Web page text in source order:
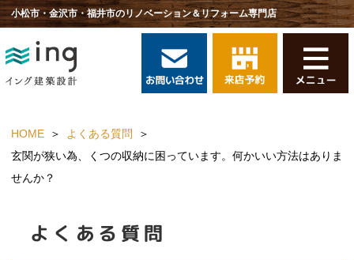
小松市・金沢市・福井市のリノベーション＆リフォーム専門店
HOME
よくある質問
玄関が狭い為、くつの収納に困っています。何かいい方法はありま
せんか？
よくある質問